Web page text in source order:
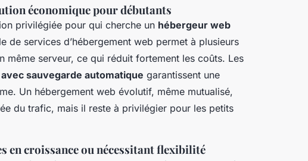
économique pour débutants
privilégiée pour qui cherche un hébergeur web
de services d’hébergement web permet à plusieurs
même serveur, ce qui réduit fortement les coûts. Les
sauvegarde automatique garantissent une
Un hébergement web évolutif, même mutualisé,
du trafic, mais il reste à privilégier pour les petits
en croissance ou nécessitant flexibilité